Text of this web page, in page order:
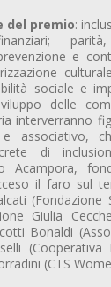
del premio:
e
sociale e
delle
interverranno
associativo,
di
Acampora,
il faro sul
(Fondazione
Giulia
Bonaldi
(Cooperativa
(CTS